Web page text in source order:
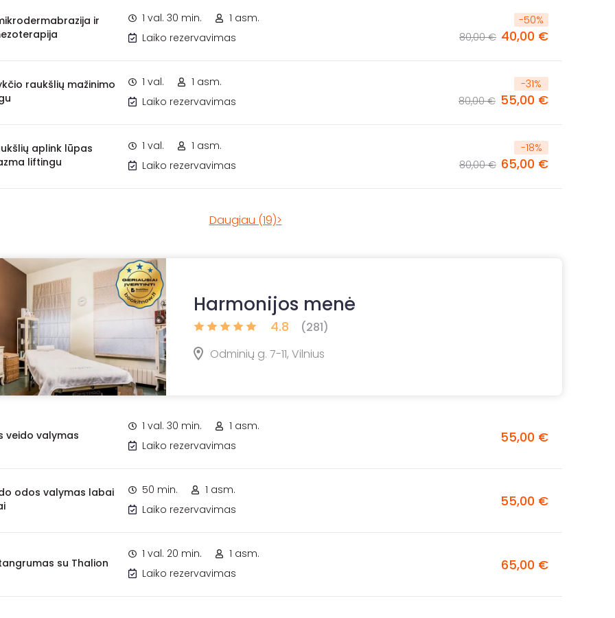
ir
1 val. 30 min.
1 asm.
Laiko rezervavimas
-50%
80,00 € 40,00 €
raukšlių mažinimo
1 val.
1 asm.
Laiko rezervavimas
-31%
80,00 € 55,00 €
aplink lūpas
liftingu
1 val.
1 asm.
Laiko rezervavimas
-18%
80,00 € 65,00 €
Daugiau (19)>
Harmonijos menė
4.8
(281)
Odminių g. 7-11, Vilnius
veido valymas
1 val. 30 min.
1 asm.
Laiko rezervavimas
55,00 €
odos valymas labai
50 min.
1 asm.
Laiko rezervavimas
55,00 €
su Thalion
1 val. 20 min.
1 asm.
Laiko rezervavimas
65,00 €